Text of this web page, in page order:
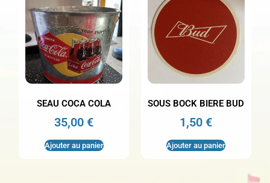
SEAU COCA COLA
35,00€
Ajouter au panier
SOUS BOCK BIERE BUD
1,50€
Ajouter au panier